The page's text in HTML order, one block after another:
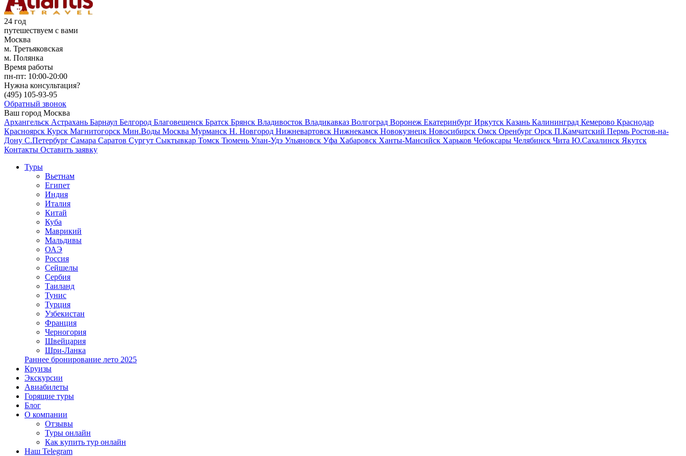
24 год
путешествуем с вами
Москва
м. Третьяковская
м. Полянка
Время работы
пн-пт: 10:00-20:00
Нужна консультация?
(495) 105-93-95
Обратный звонок
Ваш город Москва
Архангельск Астрахань Барнаул Белгород Благовещенск Братск Брянск Владивосток Владикавказ Волгоград Воронеж Екатеринбург Иркутск Казань Калининград Кемерово Краснодар
Красноярск Курск Магнитогорск Мин.Воды Москва Мурманск Н. Новгород Нижневартовск Нижнекамск Новокузнецк Новосибирск Омск Оренбург Орск П.Камчатский Пермь Ростов-на-
Дону С.Петербург Самара Саратов Сургут Сыктывкар Томск Тюмень Улан-Удэ Ульяновск Уфа Хабаровск Ханты-Мансийск Харьков Чебоксары Челябинск Чита Ю.Сахалинск Якутск
Контакты Оставить заявку
Туры
Вьетнам
Египет
Индия
Италия
Китай
Куба
Маврикий
Мальдивы
ОАЭ
Россия
Сейшелы
Сербия
Таиланд
Тунис
Турция
Узбекистан
Франция
Черногория
Швейцария
Шри-Ланка
Раннее бронирование лето 2025
Круизы
Экскурсии
Авиабилеты
Горящие туры
Блог
О компании
Отзывы
Туры онлайн
Как купить тур онлайн
Наш Telegram